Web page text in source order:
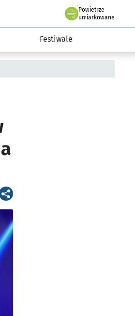
Powietrze
we Wrocławiu
umiarkowane
Festiwale